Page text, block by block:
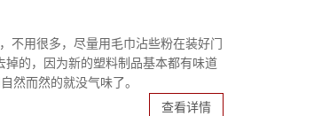
用很多，尽量用毛巾沾些粉在装好门
的，因为新的塑料制品基本都有味道
然而然的就没气味了。
查看详情